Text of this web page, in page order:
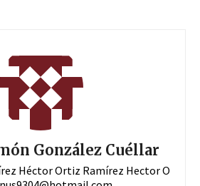
González Cuéllar
Héctor Ortiz Ramírez Hector O